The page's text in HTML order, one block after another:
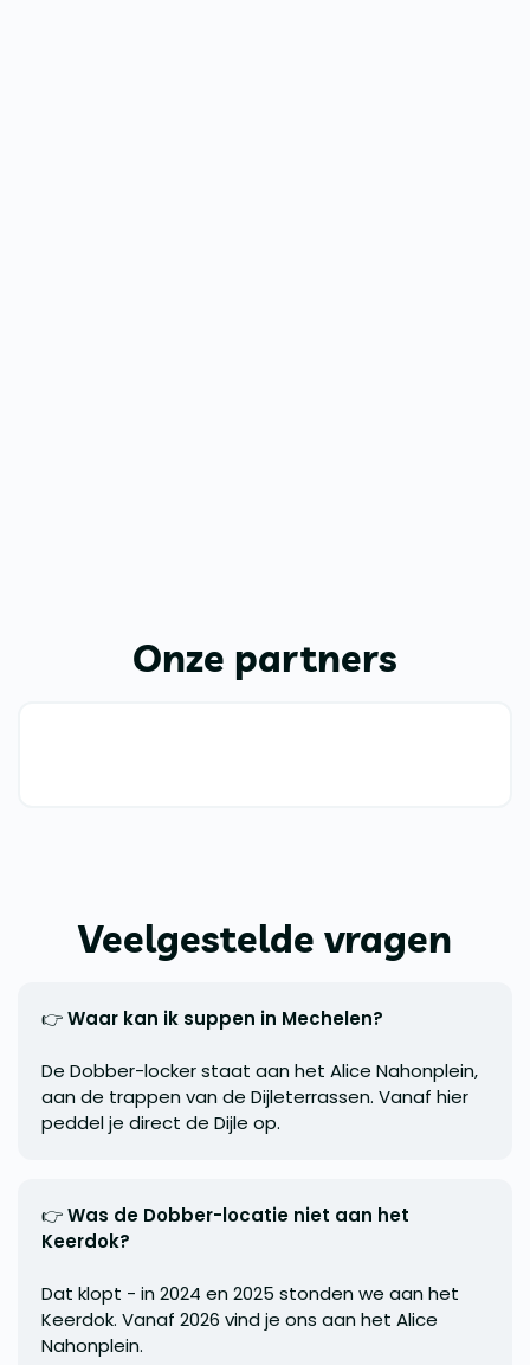
Onze partners
Veelgestelde vragen
👉Waar kan ik suppen in Mechelen?
De Dobber-locker staat aan het Alice Nahonplein,
aan de trappen van de Dijleterrassen. Vanaf hier
peddel je direct de Dijle op.
👉Was de Dobber-locatie niet aan het
Keerdok?
Dat klopt - in 2024 en 2025 stonden we aan het
Keerdok. Vanaf 2026 vind je ons aan het Alice
Nahonplein.